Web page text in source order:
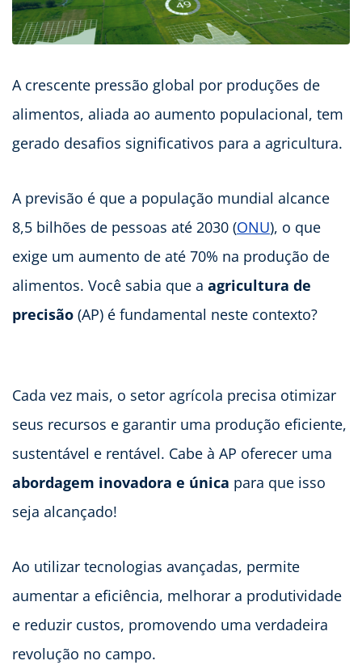
A crescente pressão global por produções de
alimentos, aliada ao aumento populacional, tem
gerado desafios significativos para a agricultura.
A previsão é que a população mundial alcance
8,5 bilhões de pessoas até 2030 (ONU), o que
exige um aumento de até 70% na produção de
alimentos. Você sabia que a agricultura de
precisão (AP) é fundamental neste contexto?
Cada vez mais, o setor agrícola precisa otimizar
seus recursos e garantir uma produção eficiente,
sustentável e rentável. Cabe à AP oferecer uma
abordagem inovadora e única para que isso
seja alcançado!
Ao utilizar tecnologias avançadas, permite
aumentar a eficiência, melhorar a produtividade
e reduzir custos, promovendo uma verdadeira
revolução no campo.